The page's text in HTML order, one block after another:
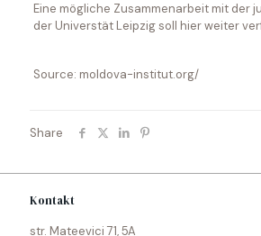
Eine mögliche Zusammenarbeit mit der
der Universtät Leipzig soll hier weiter
Source: moldova-institut.org/
Share
Kontakt
str. Mateevici 71, 5A